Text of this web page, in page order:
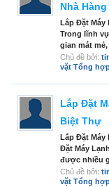
Nhà Hàng
Lắp Đặt Máy
Trong lĩnh
gian mát
Chủ đề bởi:
vặt Tổng
Lắp Đặt
Biệt Thự
Lắp Đặt Máy
Đặt Máy
được nhiều
Chủ đề bởi:
vặt Tổng